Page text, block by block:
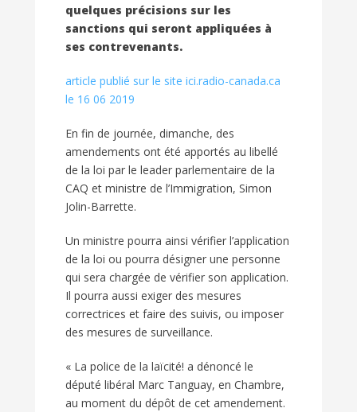
quelques précisions sur les
sanctions qui seront appliquées à
ses contrevenants.
article publié sur le site ici.radio-canada.ca
le 16 06 2019
En fin de journée, dimanche, des
amendements ont été apportés au libellé
de la loi par le leader parlementaire de la
CAQ et ministre de l’Immigration, Simon
Jolin-Barrette.
Un ministre pourra ainsi vérifier l’application
de la loi ou pourra désigner une personne
qui sera chargée de vérifier son application.
Il pourra aussi exiger des mesures
correctrices et faire des suivis, ou imposer
des mesures de surveillance.
« La police de la laïcité! a dénoncé le
député libéral Marc Tanguay, en Chambre,
au moment du dépôt de cet amendement.